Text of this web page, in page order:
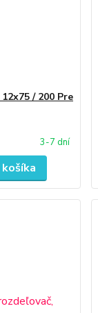
/ 200 Pre
3-7 dní